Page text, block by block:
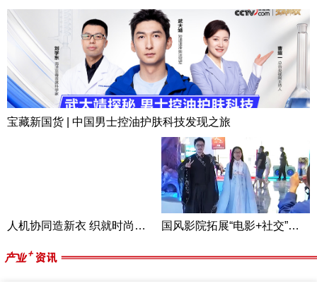
宝藏新国货 | 中国男士控油护肤科技发现之旅
人机协同造新衣 织就时尚新未来 国风影院拓展“电影+社交”新体验